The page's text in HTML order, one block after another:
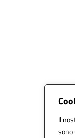
Il
sono